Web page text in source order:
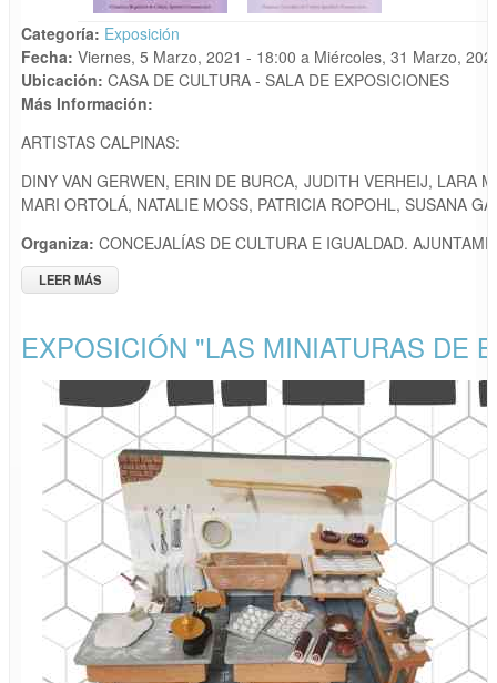
Categoría: Exposición
Fecha: Viernes, 5 Marzo, 2021 - 18:00 a Miércoles, 31 Marzo,
Ubicación: CASA DE CULTURA - SALA DE EXPOSICIONES
Más Información:
ARTISTAS CALPINAS:
DINY VAN GERWEN, ERIN DE BURCA, JUDITH VERHEIJ, LARA
MARI ORTOLÁ, NATALIE MOSS, PATRICIA ROPOHL, SUSANA
Organiza: CONCEJALÍAS DE CULTURA E IGUALDAD.
LEER MÁS
MUJERES ARTISTAS DE CALP
EXPOSICIÓN "LAS MINIATURAS DE